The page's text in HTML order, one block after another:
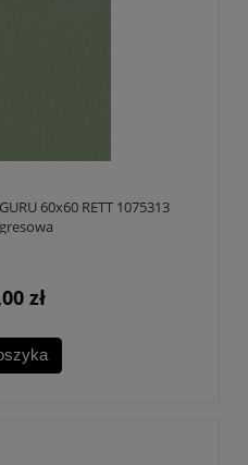
60x60 RETT 1075313
zł